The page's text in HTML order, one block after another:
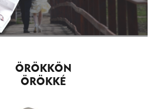
ÖRÖKKÖN
ÖRÖKKÉ